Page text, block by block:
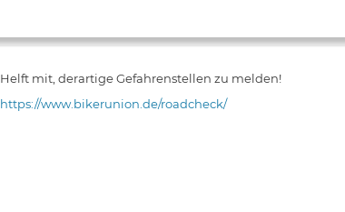
Helft mit, derartige Gefahrenstellen zu melden!
https://www.bikerunion.de/roadcheck/